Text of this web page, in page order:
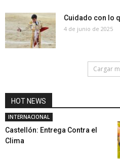
Cuidado con lo
4 de junio de 2025
Cargar
HOT NEWS
INTERNACIONAL
Castellón: Entrega Contra el
Clima